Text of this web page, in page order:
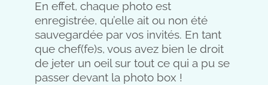
En effet, chaque photo est
enregistrée, qu’elle ait ou non été
sauvegardée par vos invités. En tant
que chef(fe)s, vous avez bien le droit
de jeter un oeil sur tout ce qui a pu se
passer devant la photo box !